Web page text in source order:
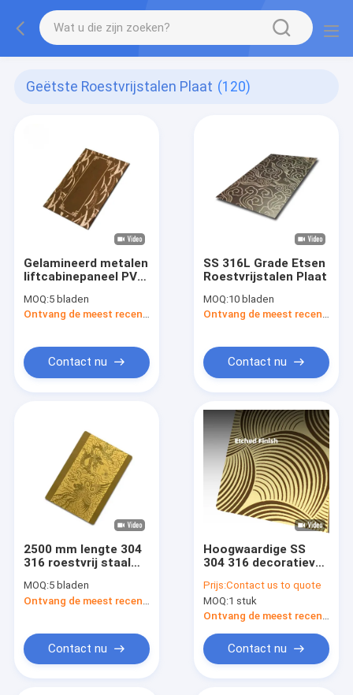
Geëtste Roestvrijstalen Plaat (120)
Gelamineerd metalen
liftcabinepaneel PVD-
MOQ:5 bladen
Ontvang de meest recente Prijs
Contact nu
SS 316L Grade Etsen
Roestvrijstalen Plaat
MOQ:10 bladen
Ontvang de meest recente Prijs
Contact nu
2500 mm lengte 304
316 roestvrij staal
voor lift deur decor
MOQ:5 bladen
Contact nu
Hoogwaardige SS
304 316 decoratieve
maat gemaakte
ontwerppatroon
gegraveerd roestvrij
Prijs:Contact us to quote
MOQ:1 stuk
Contact nu